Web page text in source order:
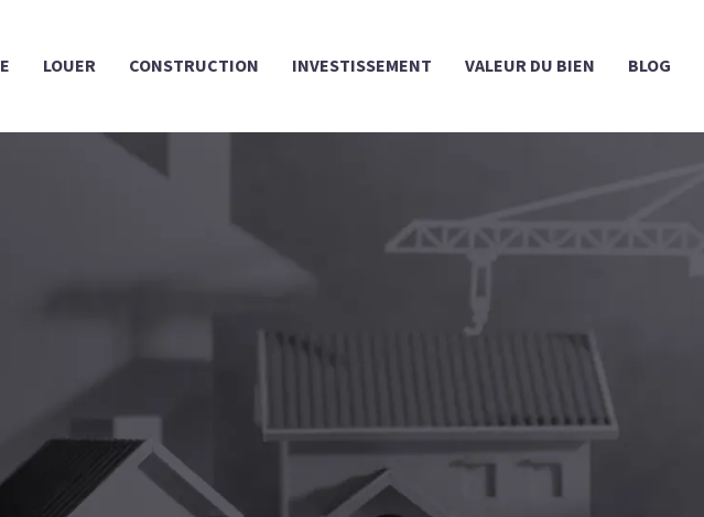
LOUER CONSTRUCTION INVESTISSEMENT VALEUR DU BIEN BLOG